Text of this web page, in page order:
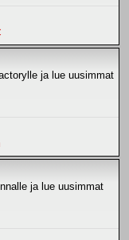
ja lue uusimmat
ja lue uusimmat